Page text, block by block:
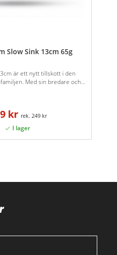
Slow Sink 13cm 65g
är ett nytt tillskott i den
Med sin bredare och...
kr 249 kr